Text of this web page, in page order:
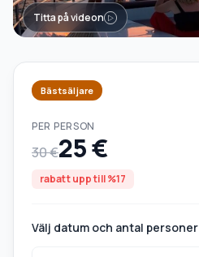
Titta på videon
Bästsäljare
PER PERSON
30 €25 €
rabatt upp till %17
Välj datum och antal personer